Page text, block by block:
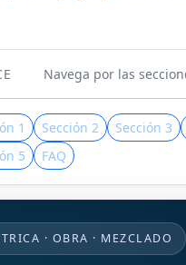
Navega por las
1 Sección 2 Sección 3
5
FAQ
· OBRA · MEZCLADO